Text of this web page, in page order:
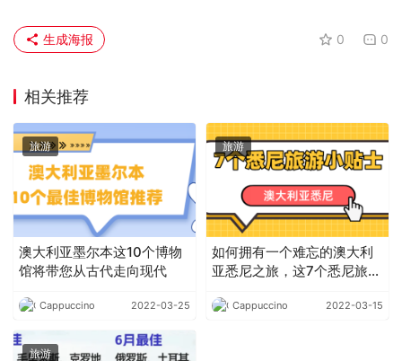
0 0
生成海报
相关推荐
旅游
澳大利亚墨尔本这10个博物
馆将带您从古代走向现代
Cappuccino 2022-03-25
旅游
如何拥有一个难忘的澳大利
亚悉尼之旅，这7个悉尼旅游
Cappuccino 2022-03-15
旅游